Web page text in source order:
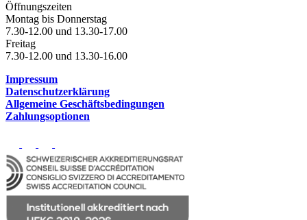
Öffnungszeiten
Montag bis Donnerstag
7.30-12.00 und 13.30-17.00
Freitag
7.30-12.00 und 13.30-16.00
Impressum
Datenschutzerklärung
Allgemeine Geschäftsbedingungen
Zahlungsoptionen